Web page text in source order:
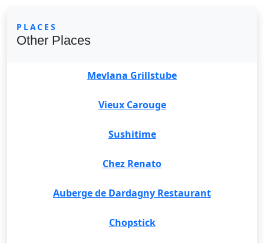
PLACES
Other Places
Mevlana Grillstube
Vieux Carouge
Sushitime
Chez Renato
Auberge de Dardagny Restaurant
Chopstick